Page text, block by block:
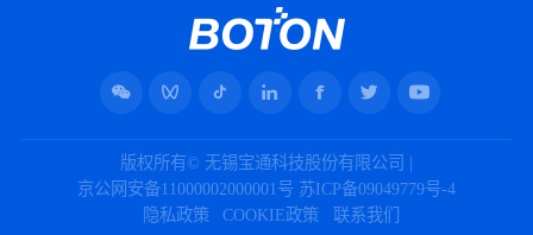
版权所有© 无锡宝通科技股份有限公司 |
京公网安备11000002000001号 苏ICP备09049779号-4
隐私政策
COOKIE政策 联系我们